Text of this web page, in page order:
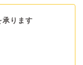
承ります